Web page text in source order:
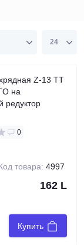
Z-13 TT
на
редуктор
0
товара: 4997
162 L
Купить